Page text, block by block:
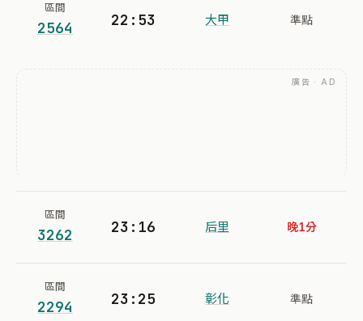
區間
2564 22:53 大甲 準點
廣告 · AD
區間
3262 23:16 后里 晚1分
區間
2294 23:25 彰化 準點